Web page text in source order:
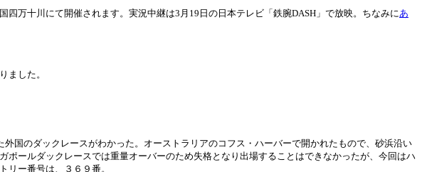
万十川にて開催されます。実況中継は3月19日の日本テレビ「鉄腕DASH」で放映。ちなみにあ
ました。
外国のダックレースがわかった。オーストラリアのコフス・ハーバーで開かれたもので、砂浜沿い
ポールダックレースでは重量オーバーのため失格となり出場することはできなかったが、今回はハ
リー番号は、３６９番。